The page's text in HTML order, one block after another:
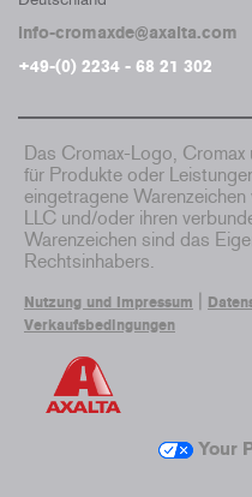
info-cromaxde@axalta.com
+49-(0) 2234 - 68 21 302
Das Cromax-Logo, Cromax
für Produkte oder
eingetragene
LLC und/oder ihren
Warenzeichen sind das
Rechtsinhabers.
Nutzung und Impressum
Verkaufsbedingungen
Your